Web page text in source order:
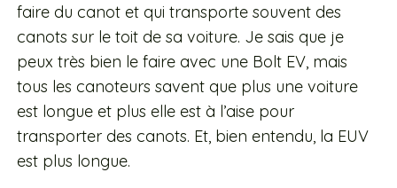
faire du canot et qui transporte souvent des
canots sur le toit de sa voiture. Je sais que je
peux très bien le faire avec une Bolt EV, mais
tous les canoteurs savent que plus une voiture
est longue et plus elle est à l’aise pour
transporter des canots. Et, bien entendu, la EUV
est plus longue.